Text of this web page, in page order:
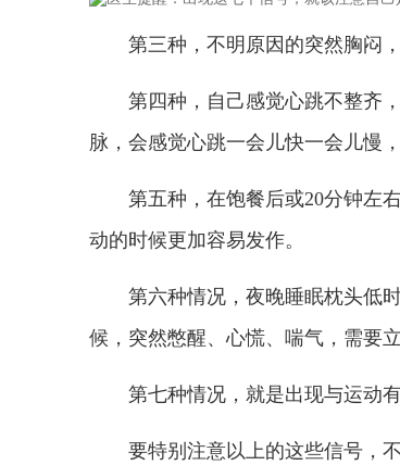
第三种，不明原因的突然胸闷
第四种，自己感觉心跳不整齐
脉，会感觉心跳一会儿快一会儿慢
第五种，在饱餐后或20分钟左
动的时候更加容易发作。
第六种情况，夜晚睡眠枕头低
候，突然憋醒、心慌、喘气，需要
第七种情况，就是出现与运动
要特别注意以上的这些信号，